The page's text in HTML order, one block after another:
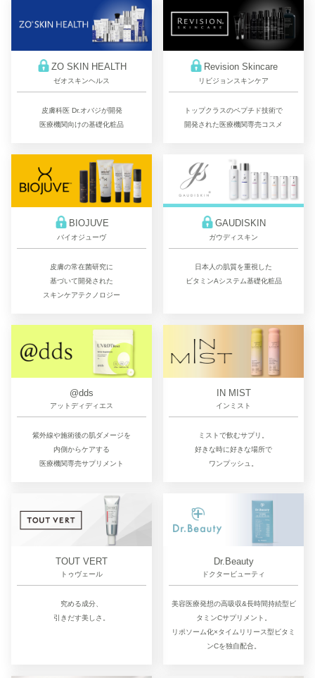
ZO SKIN HEALTH
ゼオスキンヘルス
皮膚科医 Dr.オバジが開発
医療機関向けの基礎化粧品
Revision Skincare
リビジョンスキンケア
トップクラスのペプチド技術で
開発された医療機関専売コスメ
BIOJUVE
バイオジューヴ
皮膚の常在菌研究に
基づいて開発された
スキンケアテクノロジー
GAUDISKIN
ガウディスキン
日本人の肌質を重視した
ビタミンAシステム基礎化粧品
@dds
アットディディエス
紫外線や施術後の肌ダメージを
内側からケアする
医療機関専売サプリメント
IN MIST
インミスト
ミストで飲むサプリ。
好きな時に好きな場所で
ワンプッシュ。
TOUT VERT
トゥヴェール
究める成分、
引きだす美しさ。
Dr.Beauty
ドクタービューティ
美容医療発想の高吸収&長時間持続型ビ
タミンCサプリメント。
リポソーム化×タイムリリース型ビタミ
ンCを独自配合。